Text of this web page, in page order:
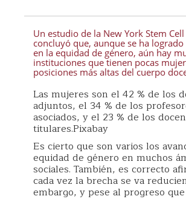
Un estudio de la New York Stem
concluyó que, aunque se ha logrado
en la equidad de género, aún hay
instituciones que tienen pocas
posiciones más altas del cuerpo
Las mujeres son el 42 % de los
adjuntos, el 34 % de los
asociados, y el 23 % de los
titulares.Pixabay
Es cierto que son varios los
equidad de género en muchos
sociales. También, es correcto
cada vez la brecha se va
embargo, y pese al progreso